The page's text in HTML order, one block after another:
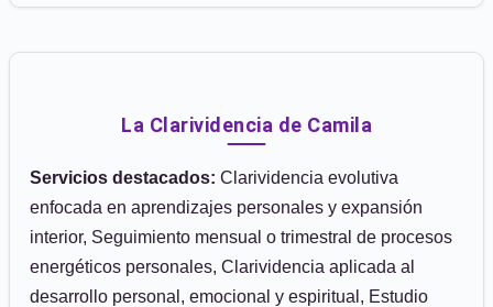
La Clarividencia de Camila
Servicios destacados: Clarividencia evolutiva
enfocada en aprendizajes personales y expansión
interior, Seguimiento mensual o trimestral de procesos
energéticos personales, Clarividencia aplicada al
desarrollo personal, emocional y espiritual, Estudio